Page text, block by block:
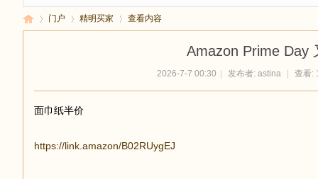
门户 精明买家 查看内容
Amazon Prime Day
2026-7-7 00:30 发布者: astina 查看:
面巾纸半价
https://link.amazon/B02RUygEJ